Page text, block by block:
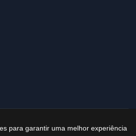
à Imobiliária Gilar
para garantir uma melhor experiência